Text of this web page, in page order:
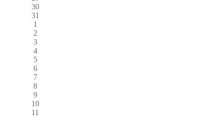
30
31
1
2
3
4
5
6
7
8
9
10
11